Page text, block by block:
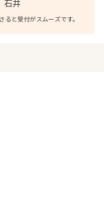
石井
と受付がスムーズです。